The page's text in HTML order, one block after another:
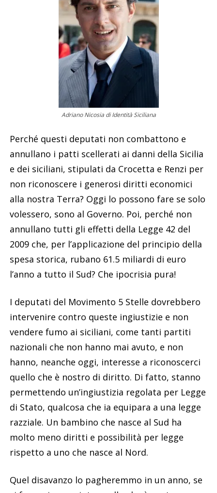
Adriano Nicosia di Identità Siciliana
Perché questi deputati non combattono e
annullano i patti scellerati ai danni della Sicilia
e dei siciliani, stipulati da Crocetta e Renzi per
non riconoscere i generosi diritti economici
alla nostra Terra? Oggi lo possono fare se solo
volessero, sono al Governo. Poi, perché non
annullano tutti gli effetti della Legge 42 del
2009 che, per l’applicazione del principio della
spesa storica, rubano 61.5 miliardi di euro
l’anno a tutto il Sud? Che ipocrisia pura!
I deputati del Movimento 5 Stelle dovrebbero
intervenire contro queste ingiustizie e non
vendere fumo ai siciliani, come tanti partiti
nazionali che non hanno mai avuto, e non
hanno, neanche oggi, interesse a riconoscerci
quello che è nostro di diritto. Di fatto, stanno
permettendo un’ingiustizia regolata per Legge
di Stato, qualcosa che ia equipara a una legge
razziale. Un bambino che nasce al Sud ha
molto meno diritti e possibilità per legge
rispetto a uno che nasce al Nord.
Quel disavanzo lo pagheremmo in un anno, se